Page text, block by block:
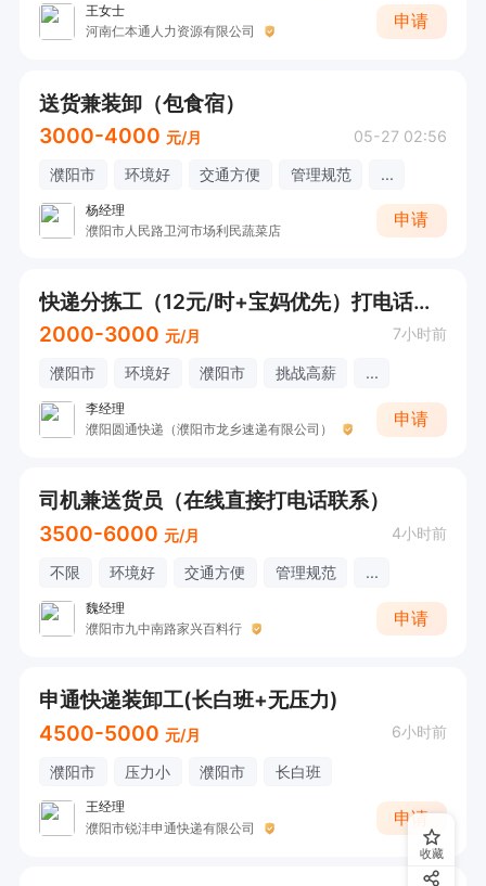
王女士
河南仁本通人力资源有限公司
申请
送货兼装卸（包食宿）
3000-4000 元/月 05-27 02:56
濮阳市 环境好 交通方便 管理规范 ...
杨经理
濮阳市人民路卫河市场利民蔬菜店
申请
快递分拣工（12元/时+宝妈优先）打电话应聘
2000-3000 元/月 7小时前
濮阳市 环境好 濮阳市 挑战高薪 ...
李经理
濮阳圆通快递（濮阳市龙乡速递有限公司）
申请
司机兼送货员（在线直接打电话联系）
3500-6000 元/月 4小时前
不限 环境好 交通方便 管理规范 ...
魏经理
濮阳市九中南路家兴百料行
申请
申通快递装卸工(长白班+无压力)
4500-5000 元/月 6小时前
濮阳市 压力小 濮阳市 长白班
王经理
濮阳市锐沣申通快递有限公司
申请
收藏